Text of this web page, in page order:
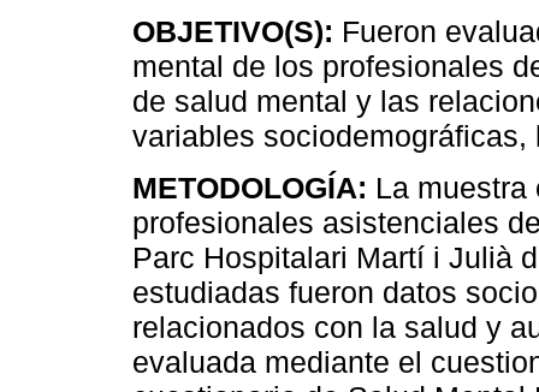
OBJETIVO(S): Fueron
mental de los profesionales
de salud mental y las
variables
METODOLOGÍA: La muestra
profesionales asistenciales
Parc Hospitalari Martí i Julià
estudiadas fueron datos
relacionados con la salud y
evaluada mediante el